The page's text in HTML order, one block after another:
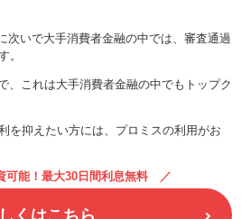
次いで大手消費者金融の中では、審査通過
。
、これは大手消費者金融の中でもトップク
を抑えたい方には、プロミスの利用がお
可能！最大30日間利息無料
くはこちら